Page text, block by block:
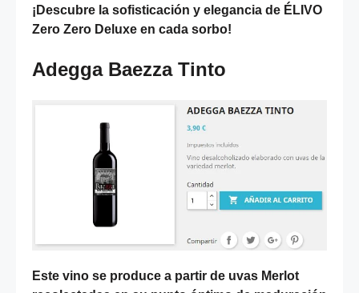
¡Descubre la sofisticación y elegancia de ÉLIVO
Zero Zero Deluxe en cada sorbo!
Adegga Baezza Tinto
Este vino se produce a partir de uvas Merlot